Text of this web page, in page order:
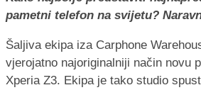
pametni telefon na svijetu?
Šaljiva ekipa iza Carphone
vjerojatno najoriginalniji način novu
Xperia Z3. Ekipa je tako studio